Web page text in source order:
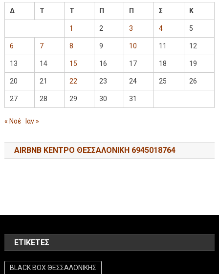
Δ
Τ Τ Π Π Σ Κ
1 2 3 4 5
6 7 8 9 10 11 12
13 14 15 16 17 18 19
20 21 22 23 24 25 26
27 28 29 30 31
« Νοέ Ιαν »
AIRBNB ΚΕΝΤΡΟ ΘΕΣΣΑΛΟΝΙΚΗ 6945018764
ΕΤΙΚΈΤΕΣ
BLACK BOX ΘΕΣΣΑΛΟΝΙΚΗΣ